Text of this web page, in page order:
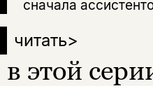
сначала
читать>
в этой